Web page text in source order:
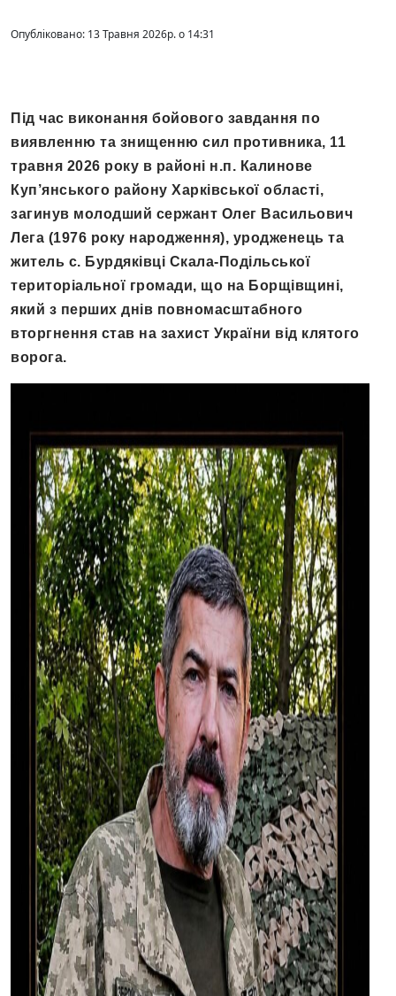
Опубліковано: 13 Травня 2026р. о 14:31
Під час виконання бойового завдання по
виявленню та знищенню сил противника, 11
травня 2026 року в районі н.п. Калинове
Куп’янського району Харківської області,
загинув молодший сержант Олег Васильович
Лега (1976 року народження), уродженець та
житель с. Бурдяківці Скала-Подільської
територіальної громади, що на Борщівщині,
який з перших днів повномасштабного
вторгнення став на захист України від клятого
ворога.